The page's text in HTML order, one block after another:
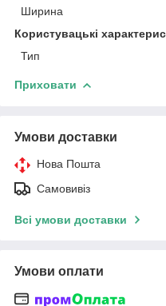
Ширина
Користувацькі
Тип
Приховати
Умови доставки
Нова Пошта
Самовивіз
Всі умови доставки
Умови оплати